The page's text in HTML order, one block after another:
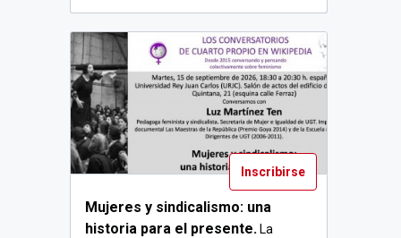
Inscribirse
Mujeres y sindicalismo: una
historia para el presente. La